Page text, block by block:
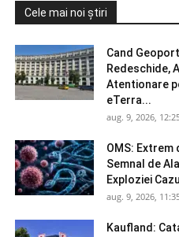
Cele mai noi știri
Cand
Redeschide,
Atentionare
eTerra...
aug. 9, 2026,
OMS:
Semnal de
Exploziei
aug. 9, 2026,
Kaufland: